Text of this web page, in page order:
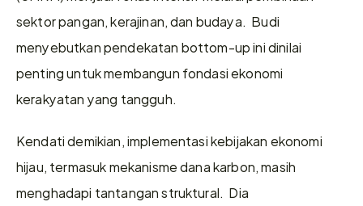
sektor pangan, kerajinan, dan budaya.  Budi
menyebutkan pendekatan bottom-up ini dinilai
penting untuk membangun fondasi ekonomi
kerakyatan yang tangguh.
Kendati demikian, implementasi kebijakan ekonomi
hijau, termasuk mekanisme dana karbon, masih
menghadapi tantangan struktural.  Dia